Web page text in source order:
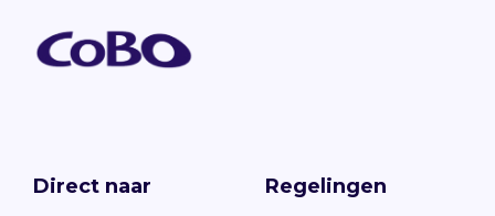
Direct naar Regelingen